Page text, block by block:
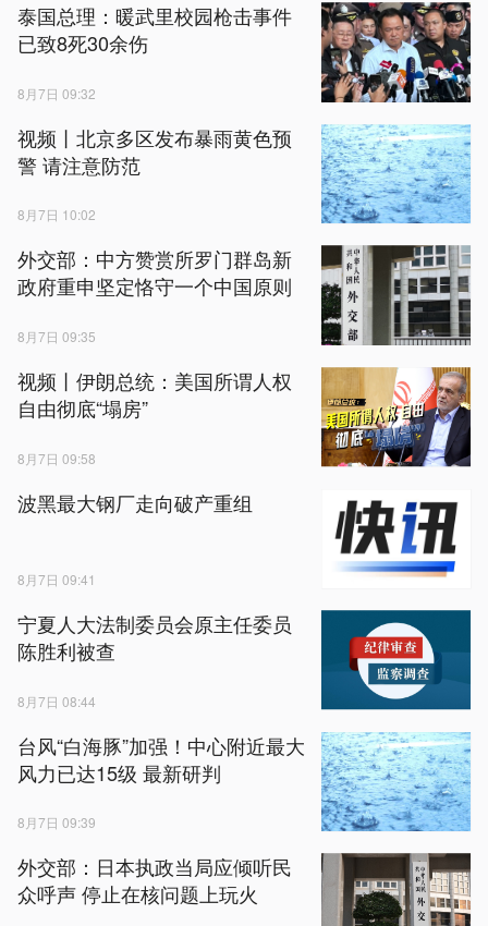
泰国总理：暖武里校园枪击事件
已致8死30余伤
8月7日 09:32
视频丨北京多区发布暴雨黄色预
警 请注意防范
8月7日 10:02
外交部：中方赞赏所罗门群岛新
政府重申坚定恪守一个中国原则
8月7日 09:35
视频丨伊朗总统：美国所谓人权
自由彻底“塌房”
8月7日 09:58
波黑最大钢厂走向破产重组
8月7日 09:41
宁夏人大法制委员会原主任委员
陈胜利被查
8月7日 08:44
台风“白海豚”加强！中心附近最大
风力已达15级 最新研判
8月7日 09:39
外交部：日本执政当局应倾听民
众呼声 停止在核问题上玩火